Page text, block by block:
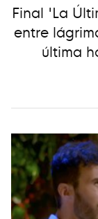
Final 'La
entre
última